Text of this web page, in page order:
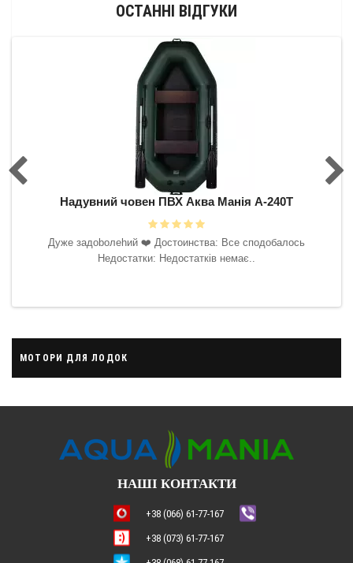
ОСТАННІ ВІДГУКИ
Надувний човен ПВХ Аква Манія А-240Т
Дyжe зaдoboлehий ❤️‍ Достоинства: Все сподобалось
Недостатки: Недостатків немає..
МОТОРИ ДЛЯ ЛОДОК
НАШІ КОНТАКТИ
+38 (066) 61-77-167
+38 (073) 61-77-167